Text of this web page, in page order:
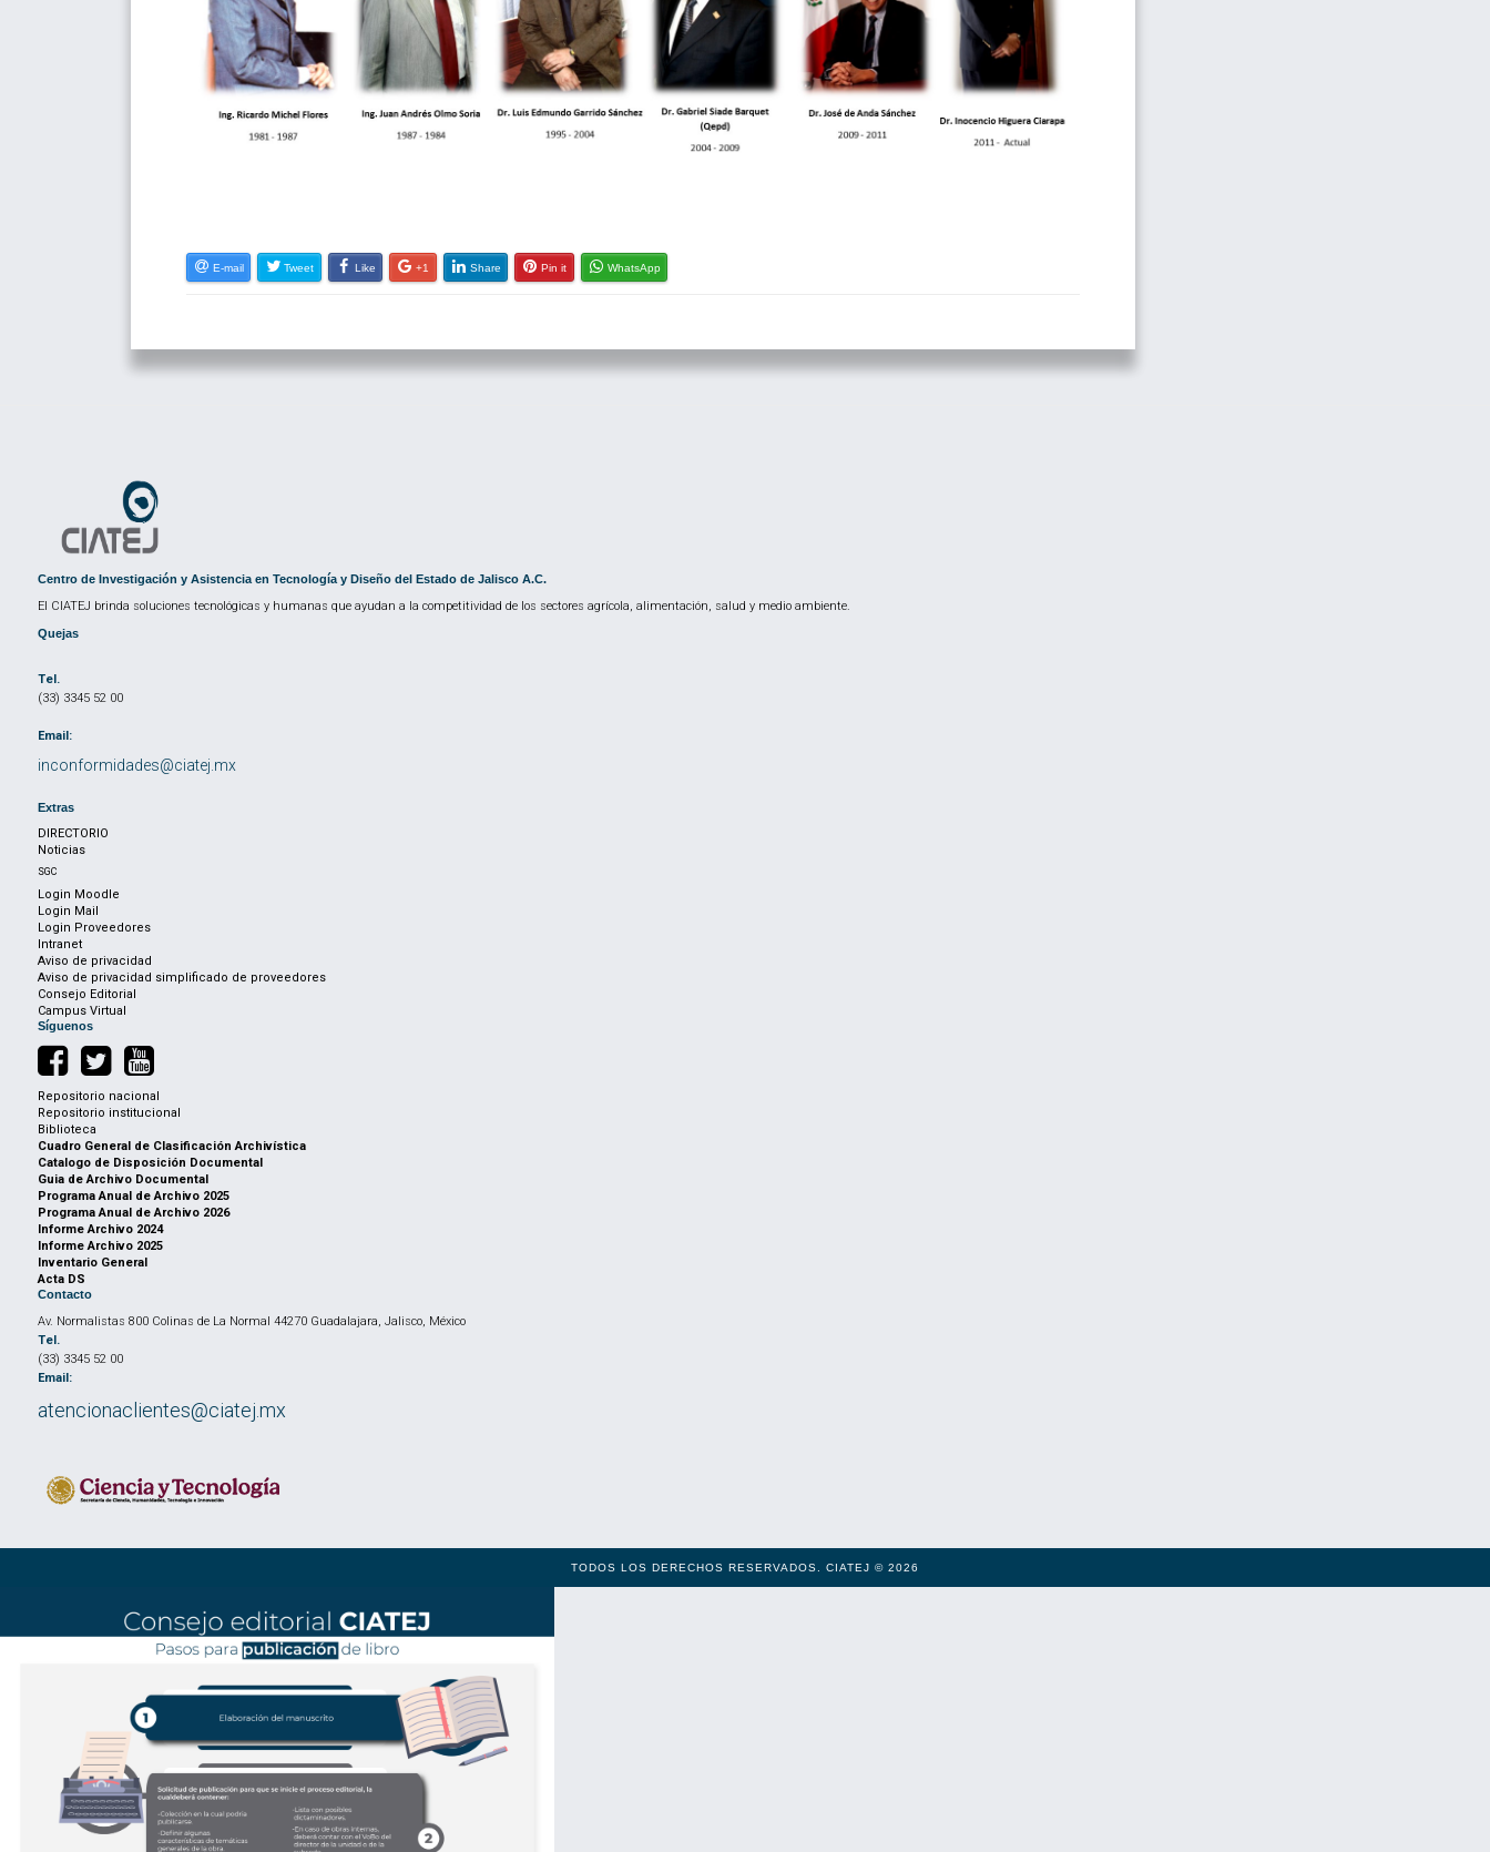
E-mail Tweet Like +1 Share Pin it WhatsApp
Centro de Investigación y Asistencia en Tecnología y Diseño del Estado de Jalisco A.C.
El CIATEJ brinda soluciones tecnológicas y humanas que ayudan a la competitividad de los sectores agrícola, alimentación, salud y medio ambiente.
Quejas
Tel.
(33) 3345 52 00
Email:
inconformidades@ciatej.mx
Extras
DIRECTORIO
Noticias
SGC
Login Moodle
Login Mail
Login Proveedores
Intranet
Aviso de privacidad
Aviso de privacidad simplificado de proveedores
Consejo Editorial
Campus Virtual
Síguenos
Repositorio nacional
Repositorio institucional
Biblioteca
Cuadro General de Clasificación Archivística
Catalogo de Disposición Documental
Guia de Archivo Documental
Programa Anual de Archivo 2025
Programa Anual de Archivo 2026
Informe Archivo 2024
Informe Archivo 2025
Inventario General
Acta DS
Contacto
Av. Normalistas 800 Colinas de La Normal 44270 Guadalajara, Jalisco, México
Tel.
(33) 3345 52 00
Email:
atencionaclientes@ciatej.mx
TODOS LOS DERECHOS RESERVADOS. CIATEJ © 2026